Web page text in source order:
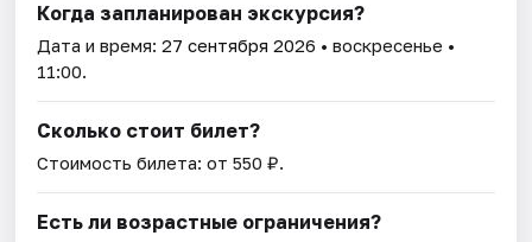
Когда запланирован экскурсия?
Дата и время:27 сентября 2026 • воскресенье •
11:00.
Сколько стоит билет?
Стоимость билета: от 550 ₽.
Есть ли возрастные ограничения?